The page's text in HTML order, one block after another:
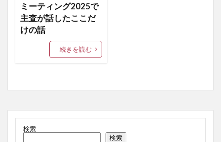
ミーティング2025で
主査が話したここだ
けの話
続きを読む
検索
検索